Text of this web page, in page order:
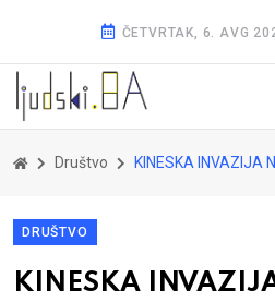
ČETVRTAK, 6. AVG
Društvo KINESKA INVAZIJA NA BIH: Prestigli EU,
DRUŠTVO
KINESKA